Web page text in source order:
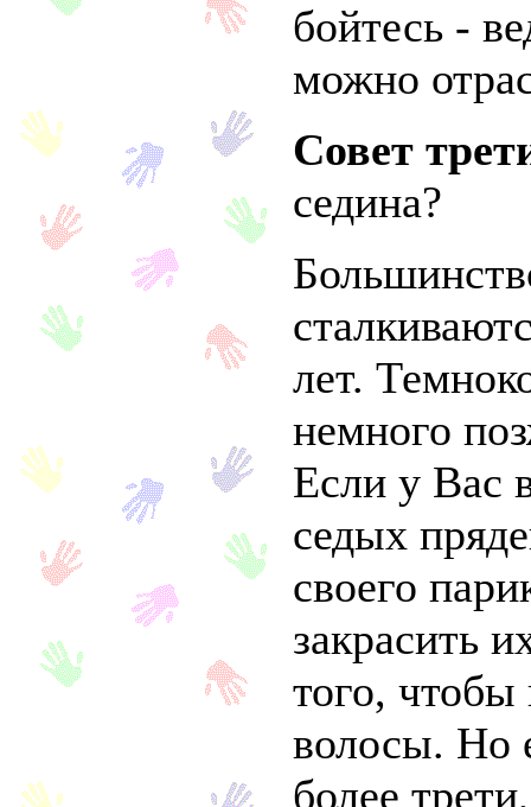
бойтесь -
можно
Совет
седина?
лет.
немного
Если у Вас
седых
своего
закрасить
того, чтобы
волосы. Но
более